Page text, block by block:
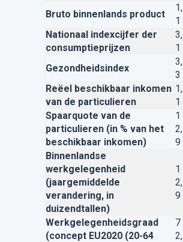
Bruto binnenlands product
1,
1
Nationaal indexcijfer der
consumptieprijzen
3,
1
Gezondheidsindex
3,
3
Reëel beschikbaar inkomen
van de particulieren
1,
1
Spaarquote van de
particulieren (in % van het
beschikbaar inkomen)
1
2,
9
Binnenlandse
werkgelegenheid
(jaargemiddelde
verandering, in
duizendtallen)
1
2,
9
Werkgelegenheidsgraad
(concept EU2020 (20-64
7
2,